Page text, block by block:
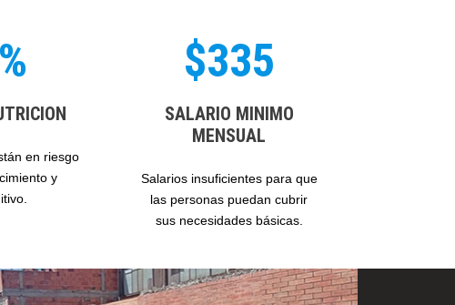
DONA AHORA
en riesgo
y
$335
SALARIO MINIMO
MENSUAL
Salarios insuficientes para que
las personas puedan cubrir
sus necesidades básicas.